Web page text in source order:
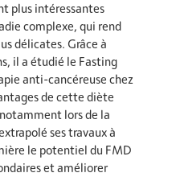
plus intéressantes
complexe, qui rend
délicates. Grâce à
il a étudié le Fasting
anti-cancéreuse chez
de cette diète
lors de la
ses travaux à
le potentiel du FMD
et améliorer